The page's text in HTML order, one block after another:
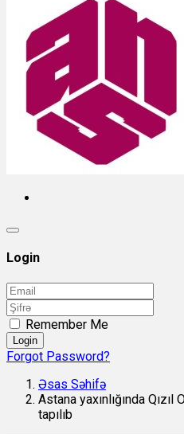
Login
Remember Me
Login
Forgot Password?
Əsas Səhifə
Astana yaxınlığında
tapılıb